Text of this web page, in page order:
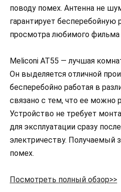
поводу помех. Антенна не
гарантирует бесперебойную
просмотра любимого фильма
Meliconi AT55 — лучшая
Он выделяется отличной
бесперебойно работая в
связано с тем, что ее можно
Устройство не требует
для эксплуатации сразу
электричеству. Получаемый
помех.
Посмотреть полный обзор>>